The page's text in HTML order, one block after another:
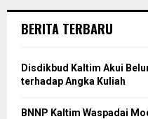
BERITA TERBARU
Disdikbud Kaltim Akui
terhadap Angka Kuliah
BNNP Kaltim Waspadai